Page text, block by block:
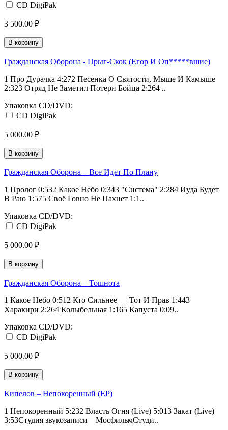
CD DigiPak
3 500.00 ₽
В корзину
Гражданская Оборона - Прыг-Скок (Егор И Оп*****вшие)
1 Про Дурачка 4:272 Песенка О Святости, Мыше И Камыше
2:323 Отряд Не Заметил Потери Бойца 2:264 ..
Упаковка CD/DVD:
CD DigiPak
5 000.00 ₽
В корзину
Гражданская Оборона – Все Идет По Плану
1 Пролог 0:532 Какое Небо 0:343 "Система" 2:284 Иуда Будет
В Раю 1:575 Своё Говно Не Пахнет 1:1..
Упаковка CD/DVD:
CD DigiPak
5 000.00 ₽
В корзину
Гражданская Оборона – Тошнота
1 Какое Небо 0:512 Кто Сильнее — Тот И Прав 1:443
Харакири 2:264 Колыбельная 1:165 Капуста 0:09..
Упаковка CD/DVD:
CD DigiPak
5 000.00 ₽
В корзину
Кипелов – Непокоренный (EP)
1 Непокоренный 5:232 Власть Огня (Live) 5:013 Закат (Live)
3:53Студия звукозаписи – МосфильмСтуди..